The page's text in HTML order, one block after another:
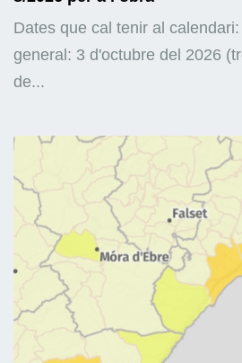
Dates que cal tenir al
general: 3 d'octubre del 2026
de...